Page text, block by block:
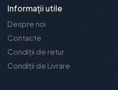
Informații utile
Despre noi
Contacte
Condiții de retur
Condiții de Livrare